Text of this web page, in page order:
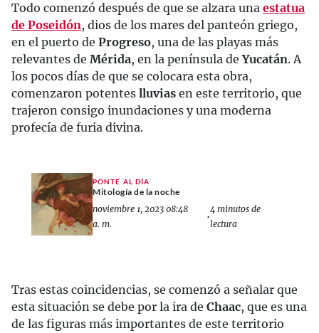
Todo comenzó después de que se alzara una estatua
de Poseidón, dios de los mares del panteón griego,
en el puerto de Progreso, una de las playas más
relevantes de Mérida, en la península deYucatán. A
los pocos días de que se colocara esta obra,
comenzaron potentes lluvias en este territorio, que
trajeron consigo inundaciones y una moderna
profecía de furia divina.
PONTE AL DÍA
Mitología de la noche
noviembre 1, 2023 08:48
a. m.
•
4 minutos de
lectura
Tras estas coincidencias, se comenzó a señalar que
esta situación se debe por la ira de Chaac, que es una
de las figuras más importantes de este territorio